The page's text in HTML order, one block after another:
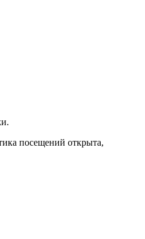
посещений открыта,